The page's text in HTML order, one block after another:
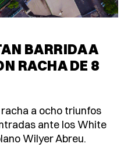
BARRIDA A
RACHA DE 8
a ocho triunfos
ante los White
Wilyer Abreu.